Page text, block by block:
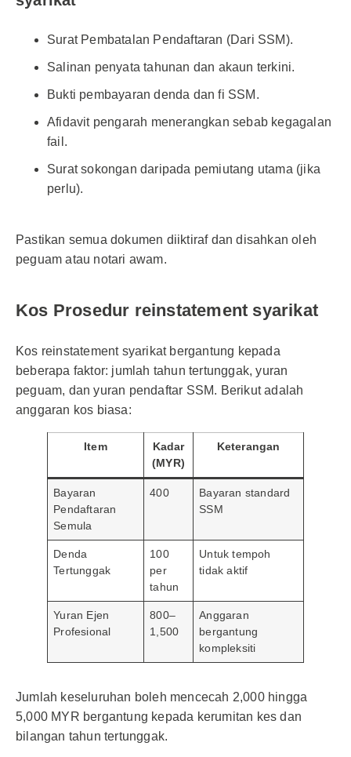
Surat Pembatalan Pendaftaran (Dari SSM).
Salinan penyata tahunan dan akaun terkini.
Bukti pembayaran denda dan fi SSM.
Afidavit pengarah menerangkan sebab kegagalan
fail.
Surat sokongan daripada pemiutang utama (jika
perlu).
Pastikan semua dokumen diiktiraf dan disahkan oleh
peguam atau notari awam.
Kos Prosedur reinstatement syarikat
Kos reinstatement syarikat bergantung kepada
beberapa faktor: jumlah tahun tertunggak, yuran
peguam, dan yuran pendaftar SSM. Berikut adalah
anggaran kos biasa:
Item
Kadar
(MYR)
Keterangan
Bayaran
Pendaftaran
Semula
400
Bayaran standard
SSM
Denda
Tertunggak
100
per
tahun
Untuk tempoh
tidak aktif
Yuran Ejen
Profesional
800–
1,500
Anggaran
bergantung
kompleksiti
Jumlah keseluruhan boleh mencecah 2,000 hingga
5,000 MYR bergantung kepada kerumitan kes dan
bilangan tahun tertunggak.